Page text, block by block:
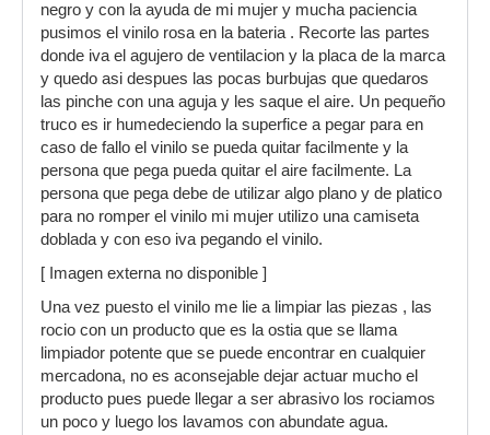
negro y con la ayuda de mi mujer y mucha paciencia
pusimos el vinilo rosa en la bateria . Recorte las partes
donde iva el agujero de ventilacion y la placa de la marca
y quedo asi despues las pocas burbujas que quedaros
las pinche con una aguja y les saque el aire. Un pequeño
truco es ir humedeciendo la superfice a pegar para en
caso de fallo el vinilo se pueda quitar facilmente y la
persona que pega pueda quitar el aire facilmente. La
persona que pega debe de utilizar algo plano y de platico
para no romper el vinilo mi mujer utilizo una camiseta
doblada y con eso iva pegando el vinilo.
[ Imagen externa no disponible ]
Una vez puesto el vinilo me lie a limpiar las piezas , las
rocio con un producto que es la ostia que se llama
limpiador potente que se puede encontrar en cualquier
mercadona, no es aconsejable dejar actuar mucho el
producto pues puede llegar a ser abrasivo los rociamos
un poco y luego los lavamos con abundate agua.